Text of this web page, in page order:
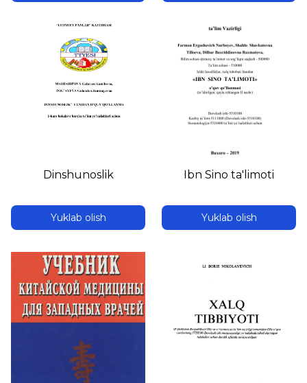
Dinshunoslik
Yuklab olish
Ibn Sino ta'limoti
Yuklab olish